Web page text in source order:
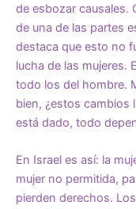
de esbozar causales.
de una de las partes
destaca que esto no
lucha de las mujeres.
todo los del hombre.
bien, ¿estos cambios
está dado, todo
En Israel es así: la
mujer no permitida,
pierden derechos.